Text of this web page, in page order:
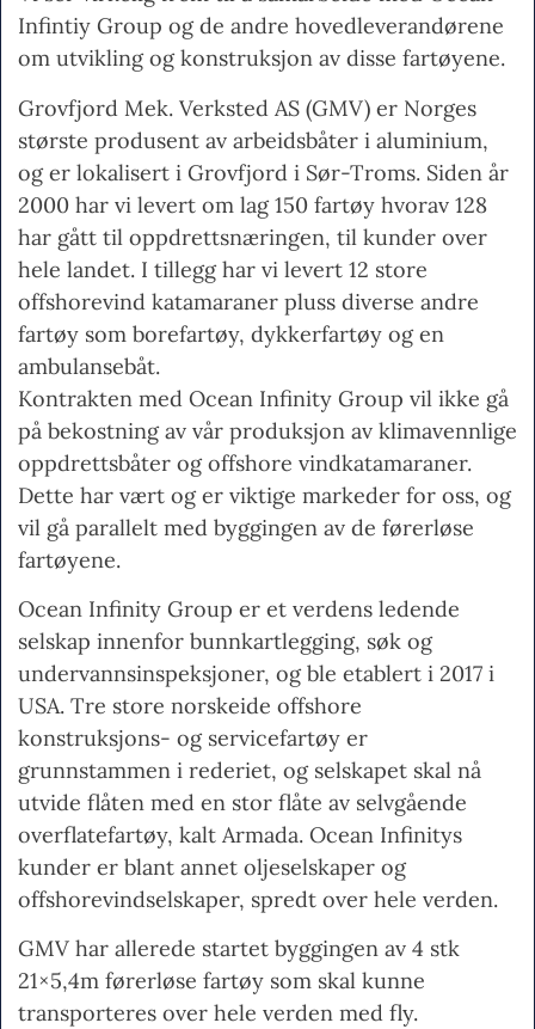
Infintiy Group og de andre hovedleverandørene
om utvikling og konstruksjon av disse fartøyene.
Grovfjord Mek. Verksted AS (GMV) er Norges
største produsent av arbeidsbåter i aluminium,
og er lokalisert i Grovfjord i Sør-Troms. Siden år
2000 har vi levert om lag 150 fartøy hvorav 128
har gått til oppdrettsnæringen, til kunder over
hele landet. I tillegg har vi levert 12 store
offshorevind katamaraner pluss diverse andre
fartøy som borefartøy, dykkerfartøy og en
ambulansebåt.
Kontrakten med Ocean Infinity Group vil ikke gå
på bekostning av vår produksjon av klimavennlige
oppdrettsbåter og offshore vindkatamaraner.
Dette har vært og er viktige markeder for oss, og
vil gå parallelt med byggingen av de førerløse
fartøyene.
Ocean Infinity Group er et verdens ledende
selskap innenfor bunnkartlegging, søk og
undervannsinspeksjoner, og ble etablert i 2017 i
USA. Tre store norskeide offshore
konstruksjons- og servicefartøy er
grunnstammen i rederiet, og selskapet skal nå
utvide flåten med en stor flåte av selvgående
overflatefartøy, kalt Armada. Ocean Infinitys
kunder er blant annet oljeselskaper og
offshorevindselskaper, spredt over hele verden.
GMV har allerede startet byggingen av 4 stk
21×5,4m førerløse fartøy som skal kunne
transporteres over hele verden med fly.